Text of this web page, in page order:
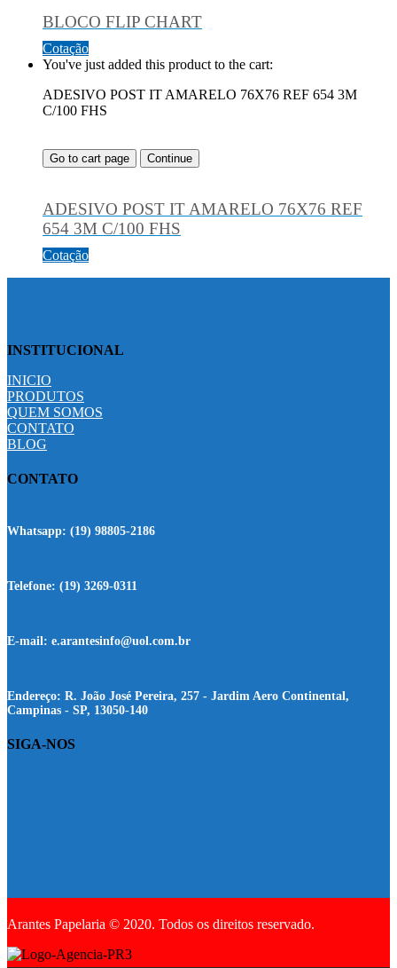
BLOCO FLIP CHART
Cotação
You've just added this product to the cart:
ADESIVO POST IT AMARELO 76X76 REF 654 3M
C/100 FHS
Go to cart page Continue
ADESIVO POST IT AMARELO 76X76 REF
654 3M C/100 FHS
Cotação
INSTITUCIONAL
INICIO
PRODUTOS
QUEM SOMOS
CONTATO
BLOG
CONTATO
Whatsapp: (19) 98805-2186
Telefone: (19) 3269-0311
E-mail: e.arantesinfo@uol.com.br
Endereço: R. João José Pereira, 257 - Jardim Aero Continental,
Campinas - SP, 13050-140
SIGA-NOS
Arantes Papelaria © 2020. Todos os direitos reservado.